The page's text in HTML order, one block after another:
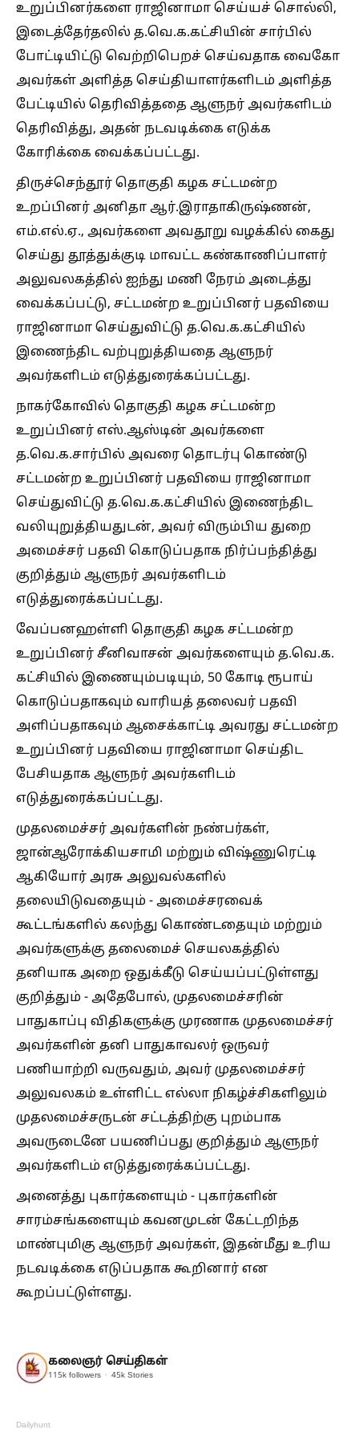
உறுப்பினர்களை ராஜினாமா செய்யச் சொல்லி,
இடைத்தேர்தலில் த.வெ.க.கட்சியின் சார்பில்
போட்டியிட்டு வெற்றிபெறச் செய்வதாக வைகோ
அவர்கள் அளித்த செய்தியாளர்களிடம் அளித்த
பேட்டியில் தெரிவித்ததை ஆளுநர் அவர்களிடம்
தெரிவித்து, அதன் நடவடிக்கை எடுக்க
கோரிக்கை வைக்கப்பட்டது.
திருச்செந்தூர் தொகுதி கழக சட்டமன்ற
உறப்பினர் அனிதா ஆர்.இராதாகிருஷ்ணன்,
எம்.எல்.ஏ., அவர்களை அவதூறு வழக்கில் கைது
செய்து தூத்துக்குடி மாவட்ட கண்காணிப்பாளர்
அலுவலகத்தில் ஐந்து மணி நேரம் அடைத்து
வைக்கப்பட்டு, சட்டமன்ற உறுப்பினர் பதவியை
ராஜினாமா செய்துவிட்டு த.வெ.க.கட்சியில்
இணைந்திட வற்புறுத்தியதை ஆளுநர்
அவர்களிடம் எடுத்துரைக்கப்பட்டது.
நாகர்கோவில் தொகுதி கழக சட்டமன்ற
உறுப்பினர் எஸ்.ஆஸ்டின் அவர்களை
த.வெ.க.சார்பில் அவரை தொடர்பு கொண்டு
சட்டமன்ற உறுப்பினர் பதவியை ராஜினாமா
செய்துவிட்டு த.வெ.க.கட்சியில் இணைந்திட
வலியுறுத்தியதுடன், அவர் விரும்பிய துறை
அமைச்சர் பதவி கொடுப்பதாக நிர்ப்பந்தித்து
குறித்தும் ஆளுநர் அவர்களிடம்
எடுத்துரைக்கப்பட்டது.
வேப்பனஹள்ளி தொகுதி கழக சட்டமன்ற
உறுப்பினர் சீனிவாசன் அவர்களையும் த.வெ.க.
கட்சியில் இணையும்படியும், 50 கோடி ரூபாய்
கொடுப்பதாகவும் வாரியத் தலைவர் பதவி
அளிப்பதாகவும் ஆசைக்காட்டி அவரது சட்டமன்ற
உறுப்பினர் பதவியை ராஜினாமா செய்திட
பேசியதாக ஆளுநர் அவர்களிடம்
எடுத்துரைக்கப்பட்டது.
முதலமைச்சர் அவர்களின் நண்பர்கள்,
ஜான்ஆரோக்கியசாமி மற்றும் விஷ்ணுரெட்டி
ஆகியோர் அரசு அலுவல்களில்
தலையிடுவதையும் - அமைச்சரவைக்
கூட்டங்களில் கலந்து கொண்டதையும் மற்றும்
அவர்களுக்கு தலைமைச் செயலகத்தில்
தனியாக அறை ஒதுக்கீடு செய்யப்பட்டுள்ளது
குறித்தும் - அதேபோல், முதலமைச்சரின்
பாதுகாப்பு விதிகளுக்கு முரணாக முதலமைச்சர்
அவர்களின் தனி பாதுகாவலர் ஒருவர்
பணியாற்றி வருவதும், அவர் முதலமைச்சர்
அலுவலகம் உள்ளிட்ட எல்லா நிகழ்ச்சிகளிலும்
முதலமைச்சருடன் சட்டத்திற்கு புறம்பாக
அவருடைனே பயணிப்பது குறித்தும் ஆளுநர்
அவர்களிடம் எடுத்துரைக்கப்பட்டது.
அனைத்து புகார்களையும் - புகார்களின்
சாரம்சங்களையும் கவனமுடன் கேட்டறிந்த
மாண்புமிகு ஆளுநர் அவர்கள், இதன்மீது உரிய
நடவடிக்கை எடுப்பதாக கூறினார் என
கூறப்பட்டுள்ளது.
கலைஞர் செய்திகள்
115k followers 45k Stories
Dailyhunt